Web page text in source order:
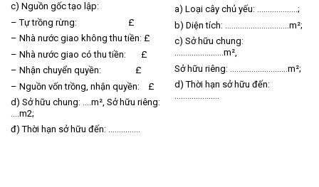
c) Nguồn gốc tạo lập:
– Tự trồng rừng: £
– Nhà nước giao không thu tiền: £
– Nhà nước giao có thu tiền: £
– Nhận chuyển quyền: £
– Nguồn vốn trồng, nhận quyền: £
d) Sở hữu chung: ….m², Sở hữu riêng:
….m2;
đ) Thời hạn sở hữu đến: ……………
a) Loại cây chủ yếu: ……………….;
b) Diện tích: …………………………m²;
c) Sở hữu chung:
…………………..m²,
Sở hữu riêng: ………………………m²;
d) Thời hạn sở hữu đến:
…………………